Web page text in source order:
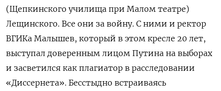
(Щепкинского училища при Малом театре)
Лещинского. Все они за войну. С ними и ректор
ВГИКа Малышев, который в этом кресле 20 лет,
выступал доверенным лицом Путина на выборах
и засветился как плагиатор в расследовании
«Диссернета». Бесстыдно встраиваясь